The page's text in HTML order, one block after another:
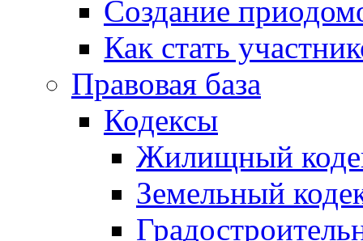
Создание
Как стать
Правовая база
Кодексы
Жилищный
Земельный